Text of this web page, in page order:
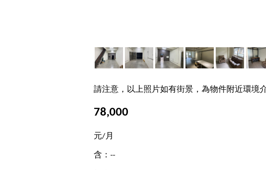
請注意，以上照片如有街景，為物件附近環境
78,000
元/月
含：--